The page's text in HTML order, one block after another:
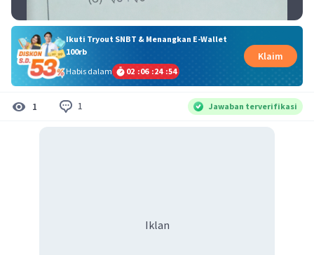
Ikuti Tryout SNBT & Menangkan E-Wallet
100rb
Habis dalam
02 :06 :24 :53
Klaim
1 1 Jawaban terverifikasi
Iklan